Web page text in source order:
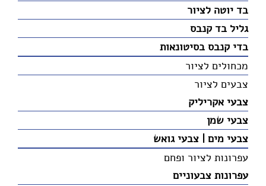
בד יוטה לציור
גליל בד קנבס
בדי קנבס בסיטונאות
מכחולים לציור
צבעים לציור
צבעי אקריליק
צבעי שמן
צבעי מים | צבעי גואש
עפרונות לציור ופחם
עפרונות צבעוניים